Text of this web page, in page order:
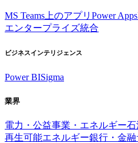
MS Teams上のアプリ Power Apps
エンタープライズ統合
ビジネスインテリジェンス
Power BISigma
業界
電力・公益事業・エネルギー石
再生可能エネルギー銀行・金